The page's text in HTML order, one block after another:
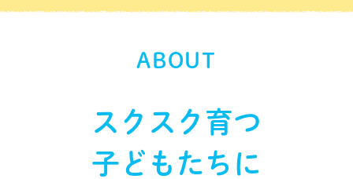
ABOUT
スクスク育つ
子どもたちに